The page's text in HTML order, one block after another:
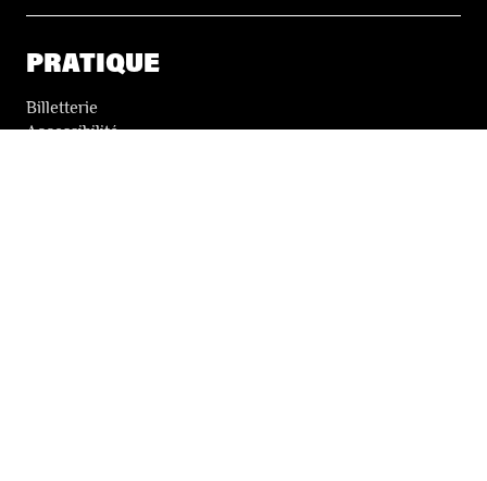
PRATIQUE
Billetterie
Accessibilité